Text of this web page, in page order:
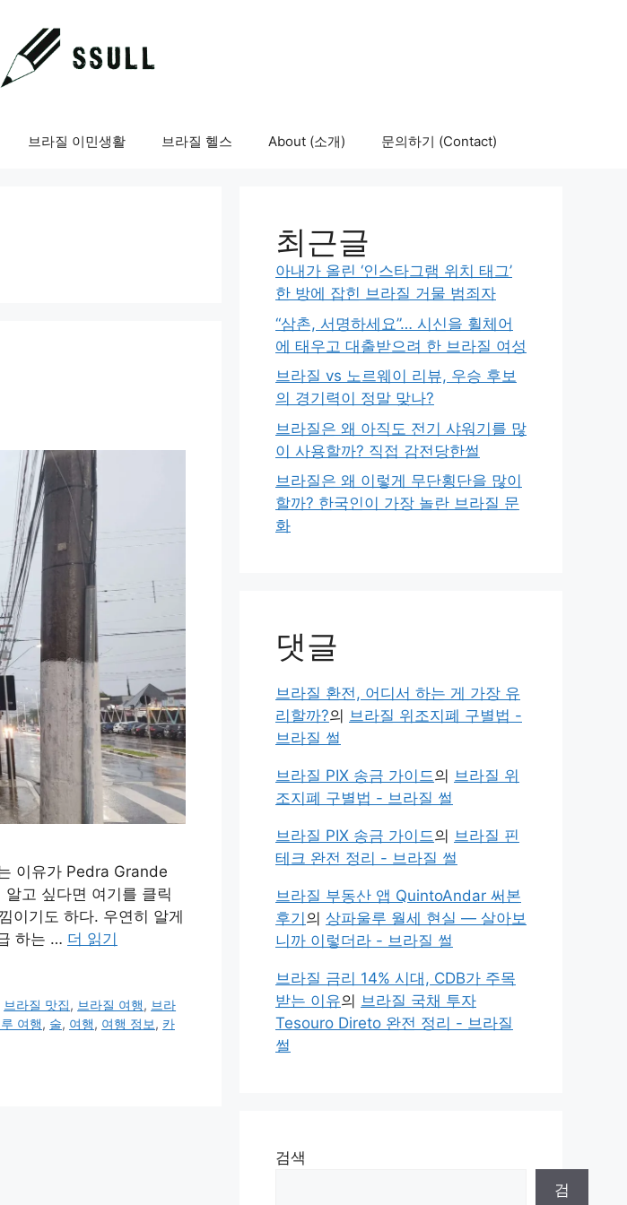
브라질 이민생활 브라질 헬스 About (소개) 문의하기 (Contact)
이유가 Pedra Grande
고 싶다면 여기를 클릭
이기도 하다. 우연히 알게
하는 … 더 읽기
브라질 맛집, 브라질 여행, 브라
여행, 술, 여행, 여행 정보, 카
최근글
아내가 올린 ‘인스타그램 위치 태그’
한 방에 잡힌 브라질 거물 범죄자
“삼촌, 서명하세요”… 시신을 휠체어
에 태우고 대출받으려 한 브라질 여성
브라질 vs 노르웨이 리뷰, 우승 후보
의 경기력이 정말 맞나?
브라질은 왜 아직도 전기 샤워기를 많
이 사용할까? 직접 감전당한썰
브라질은 왜 이렇게 무단횡단을 많이
할까? 한국인이 가장 놀란 브라질 문
화
댓글
브라질 환전, 어디서 하는 게 가장 유
리할까?의 브라질 위조지폐 구별법 -
브라질 썰
브라질 PIX 송금 가이드의 브라질 위
조지폐 구별법 - 브라질 썰
브라질 PIX 송금 가이드의 브라질 핀
테크 완전 정리 - 브라질 썰
브라질 부동산 앱 QuintoAndar 써본
후기 의 상파울루 월세 현실 — 살아보
니까 이렇더라 - 브라질 썰
브라질 금리 14% 시대, CDB가 주목
받는 이유의 브라질 국채 투자
Tesouro Direto 완전 정리 - 브라질
썰
검색
검